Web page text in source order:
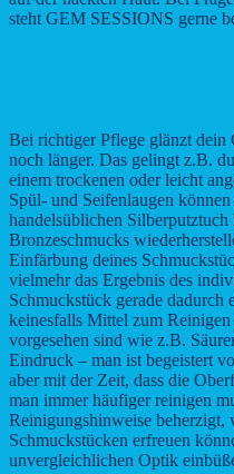
steht GEM SESSIONS gerne
Bei richtiger Pflege glänzt
noch länger. Das gelingt z.B.
einem trockenen oder leicht
Spül- und Seifenlaugen
handelsüblichen
Bronzeschmucks
Einfärbung deines
vielmehr das Ergebnis des
Schmuckstück gerade dadurch
keinesfalls Mittel zum
vorgesehen sind wie z.B.
Eindruck – man ist begeistert
aber mit der Zeit, dass die
man immer häufiger reinigen
Reinigungshinweise beherzigt,
Schmuckstücken erfreuen
unvergleichlichen Optik